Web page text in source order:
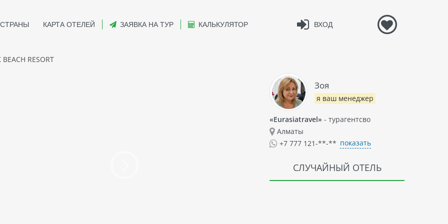
ВХОД
СТРАНЫ КАРТА ОТЕЛЕЙ ЗАЯВКА НА ТУР КАЛЬКУЛЯТОР
BEACH RESORT
Зоя
я ваш менеджер
«Eurasiatravel» - турагентсво
Алматы
+7 777 121-**-** показать
СЛУЧАЙНЫЙ ОТЕЛЬ